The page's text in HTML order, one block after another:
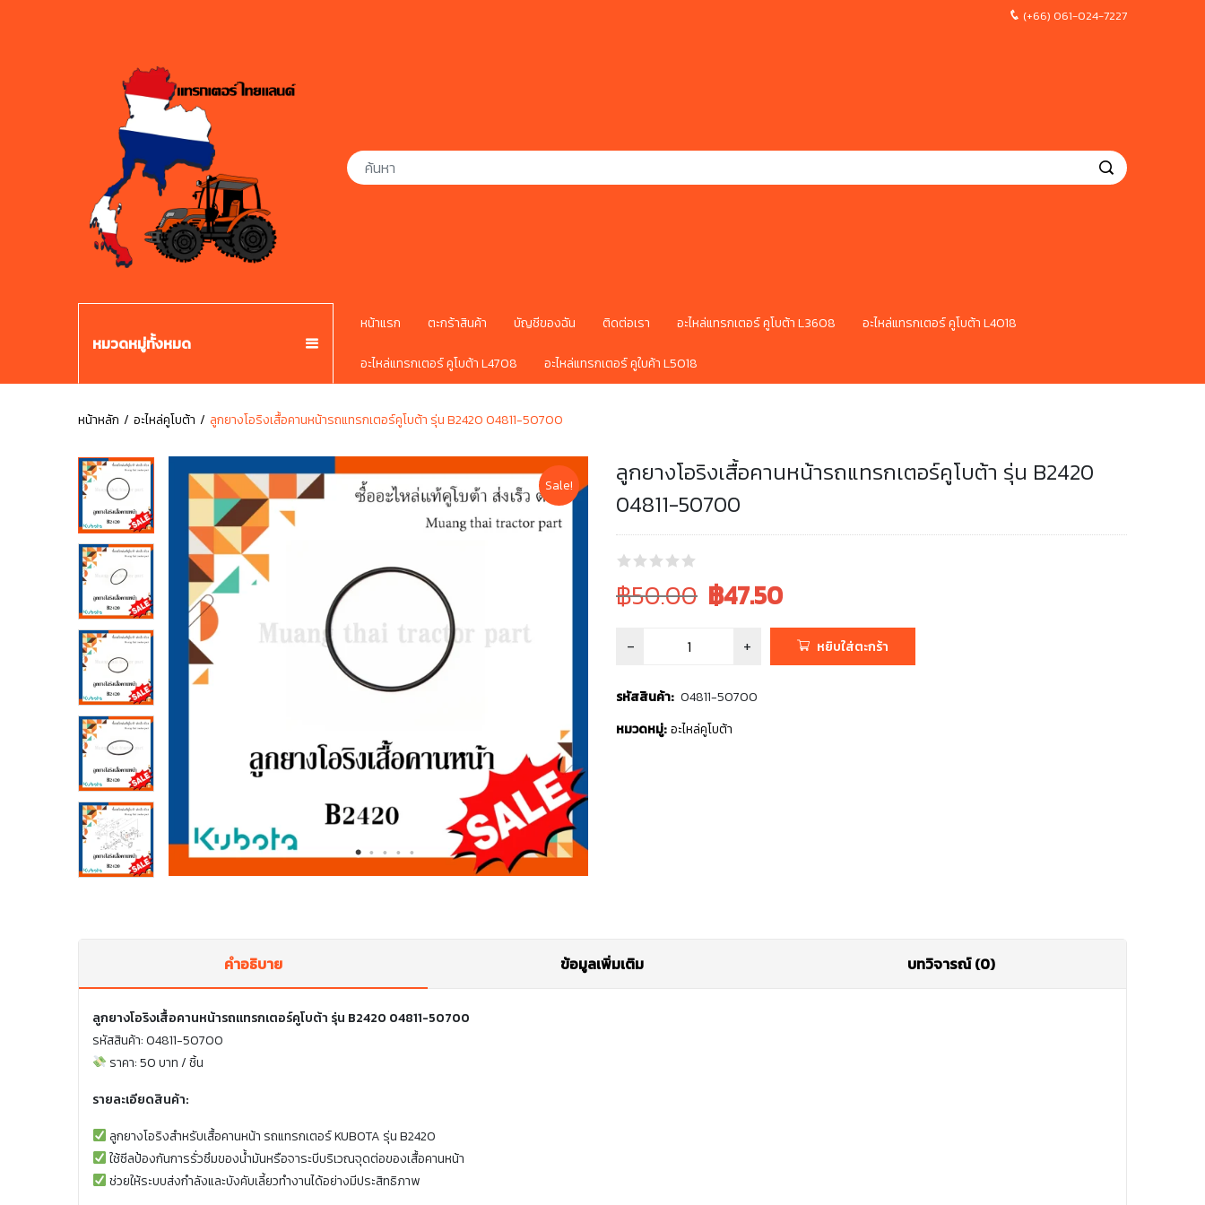
(+66) 061-024-7227
หมวดหมู่ทั้งหมด
หน้าแรก ตะกร้าสินค้า บัญชีของฉัน ติดต่อเรา อะไหล่แทรกเตอร์ คูโบต้า L3608 อะไหล่แทรกเตอร์ คูโบต้า L4018
อะไหล่แทรกเตอร์ คูโบต้า L4708 อะไหล่แทรกเตอร์ คูใบค้า L5018
หน้าหลัก อะไหล่คูโบต้า ลูกยางโอริงเสื้อคานหน้ารถแทรกเตอร์คูโบต้า รุ่น B2420 04811-50700
Sale!
ลูกยางโอริงเสื้อคานหน้ารถแทรกเตอร์คูโบต้า รุ่น B2420
04811-50700
Original
price
was:
฿50.00 Current
฿47.50
หยิบใส่ตะกร้า
รหัสสินค้า: 04811-50700
หมวดหมู่: อะไหล่คูโบต้า
คำอธิบาย ข้อมูลเพิ่มเติม บทวิจารณ์ (0)
ลูกยางโอริงเสื้อคานหน้ารถแทรกเตอร์คูโบต้า รุ่น B2420 04811-50700
รหัสสินค้า: 04811-50700
ราคา: 50 บาท / ชิ้น
รายละเอียดสินค้า:
ลูกยางโอริงสำหรับเสื้อคานหน้า รถแทรกเตอร์ KUBOTA รุ่น B2420
ใช้ซีลป้องกันการรั่วซึมของน้ำมันหรือจาระบีบริเวณจุดต่อของเสื้อคานหน้า
ช่วยให้ระบบส่งกำลังและบังคับเลี้ยวทำงานได้อย่างมีประสิทธิภาพ